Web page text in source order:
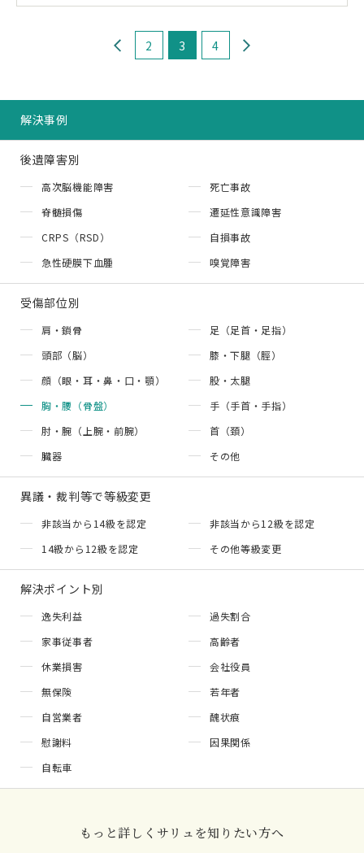
‹
2 3 4
解決事例
後遺障害別
高次脳機能障害
死亡事故
脊髄損傷
遷延性意識障害
CRPS（RSD）
自損事故
急性硬膜下血腫
嗅覚障害
受傷部位別
肩・鎖骨
足（足首・足指）
頭部（脳）
膝・下腿（脛）
顔（眼・耳・鼻・口・顎）
股・太腿
胸・腰（骨盤）
手（手首・手指）
肘・腕（上腕・前腕）
首（頚）
臓器
その他
異議・裁判等で等級変更
非該当から14級を認定
非該当から12級を認定
14級から12級を認定
その他等級変更
解決ポイント別
逸失利益
過失割合
家事従事者
高齢者
休業損害
会社役員
無保険
若年者
自営業者
醜状痕
慰謝料
因果関係
自転車
もっと詳しくサリュを知りたい方へ